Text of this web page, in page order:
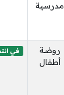
مدرسية
روضة
أطفال
في